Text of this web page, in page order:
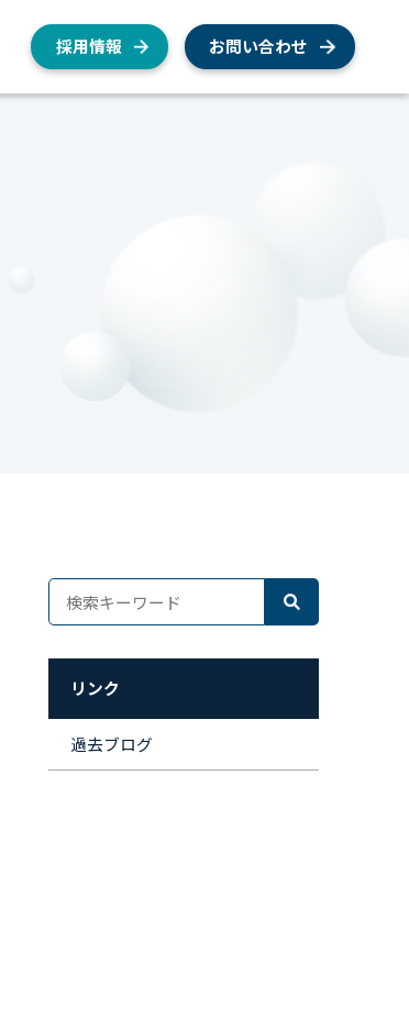
採用情報 お問い合わせ
リンク
過去ブログ